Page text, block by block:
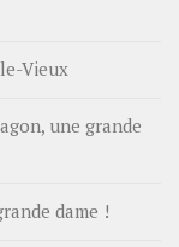
Vieux
une grande
dame !